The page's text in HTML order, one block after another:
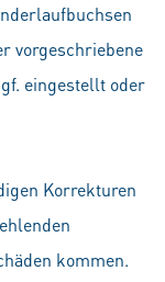
vorgeschriebene
eingestellt oder
Korrekturen
kommen.